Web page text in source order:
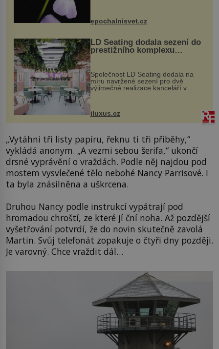
vstupenka...
epochalnisvet.cz
LD Seating dodala sezení do
prestižního komplexu
MediaCityUK v Salfordu
Společnost LD Seating dodala na
míru navržené sezení pro dvě
výjimečné realizace kanceláří v
areálu MediaCityUK v anglickém
budov Media...
iluxus.cz
„Vytáhni tři listy papíru, řeknu ti tři příběhy,“
vykládá anonym. „A vezmi sebou šerifa,“ ukončí
drsné vyprávění o vraždách. Podle něj najdou pod
mostem vysvlečené tělo nebohé Nancy Parrisové. I
ta byla znásilněna a uškrcena.
Druhou Nancy podle instrukcí vypátrají pod
hromadou chroští, ze které jí ční noha. Až pozdější
vyšetřování potvrdí, že do novin skutečně zavolá
Martin. Svůj telefonát zopakuje o čtyři dny později.
Je varovný. Chce vraždit dál…